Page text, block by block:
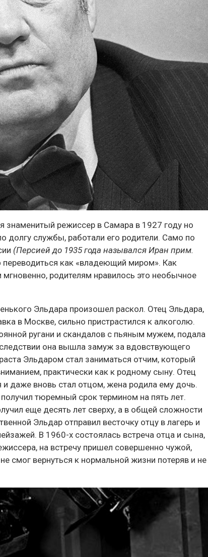
знаменитый режиссер в Самара в 1927 году но
долгу службы, работали его родители. Само по
(Персией до 1935 года назывался Иран прим.
как «владеющий миром». Как
родителям нравилось это необычное
Эльдара произошел раскол. Отец Эльдара,
в Москве, сильно пристрастился к алкоголю.
ругани и скандалов с пьяным мужем, подала
она вышла замуж за вдовствующего
Эльдаром стал заниматься отчим, который
практически как к родному сыну. Отец
даже вновь стал отцом, жена родила ему дочь.
тюремный срок термином на пять лет.
еще десять лет сверху, а в общей сложности
Эльдар отправил весточку отцу в лагерь и
В 1960-х состоялась встреча отца и сына,
на встречу пришел совершенно чужой,
смог вернуться к нормальной жизни потеряв и не